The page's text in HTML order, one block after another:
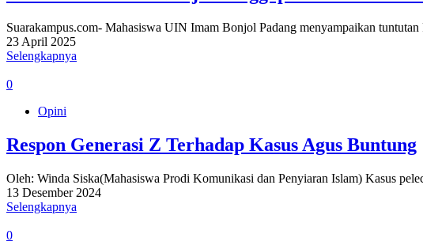
Suarakampus.com- Mahasiswa UIN Imam Bonjol Padang menyampaikan
23 April 2025
Selengkapnya
0
Opini
Respon Generasi Z Terhadap Kasus Agus Buntung
Oleh: Winda Siska(Mahasiswa Prodi Komunikasi dan Penyiaran Islam) Kasus
13 Desember 2024
Selengkapnya
0